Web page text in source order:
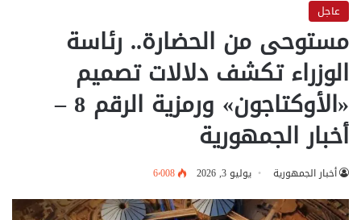
عاجل
مستوحى من الحضارة.. رئاسة
الوزراء تكشف دلالات تصميم
«الأوكتاجون» ورمزية الرقم 8 –
أخبار الجمهورية
أخبار الجمهورية يوليو 3, 2026 6٬008